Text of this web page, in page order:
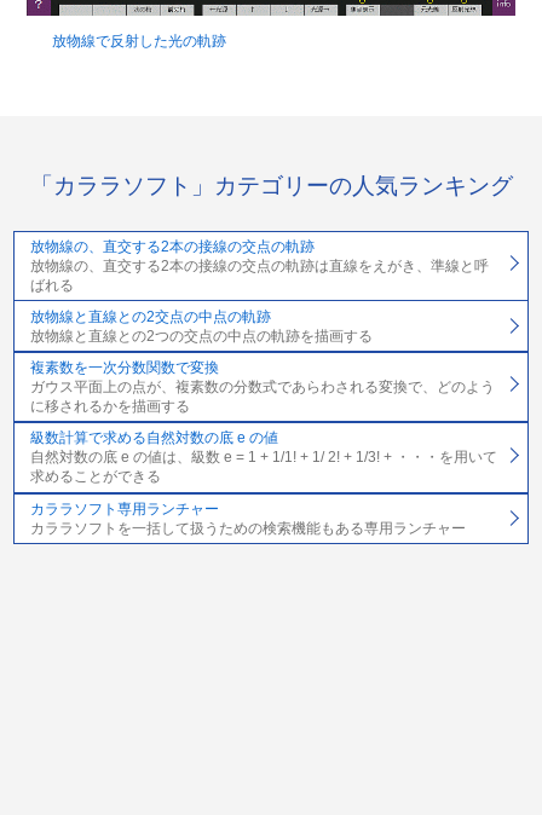
放物線で反射した光の軌跡
「カララソフト」カテゴリーの人気ランキング
放物線の、直交する2本の接線の交点の軌跡
放物線の、直交する2本の接線の交点の軌跡は直線をえがき、準線と呼
ばれる
放物線と直線との2交点の中点の軌跡
放物線と直線との2つの交点の中点の軌跡を描画する
複素数を一次分数関数で変換
ガウス平面上の点が、複素数の分数式であらわされる変換で、どのよう
に移されるかを描画する
級数計算で求める自然対数の底 e の値
自然対数の底 e の値は、級数 e = 1 + 1/1! + 1/ 2! + 1/3! + ・・・を用いて
求めることができる
カララソフト専用ランチャー
カララソフトを一括して扱うための検索機能もある専用ランチャー